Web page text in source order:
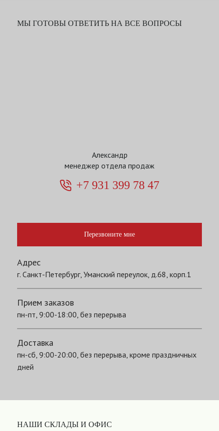
МЫ ГОТОВЫ ОТВЕТИТЬ НА ВСЕ ВОПРОСЫ
Александр
менеджер отдела продаж
+7 931 399 78 47
Перезвоните мне
Адрес
г. Санкт-Петербург, Уманский переулок, д.68, корп.1
Прием заказов
пн-пт, 9:00-18:00, без перерыва
Доставка
пн-сб, 9:00-20:00, без перерыва, кроме праздничных
дней
НАШИ СКЛАДЫ И ОФИС